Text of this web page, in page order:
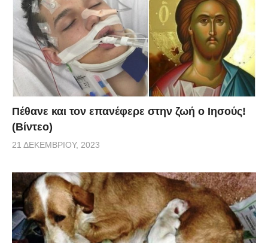
Πέθανε και τον επανέφερε στην ζωή ο Ιησούς!
(Βίντεο)
21 ΔΕΚΕΜΒΡΊΟΥ, 2023